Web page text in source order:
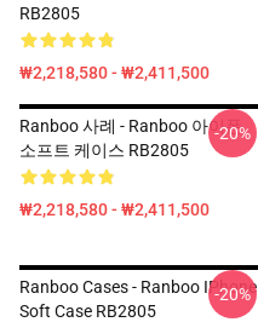
RB2805
₩2,218,580 - ₩2,411,500
Ranboo 사례 - Ranboo 아이폰
소프트 케이스 RB2805
₩2,218,580 - ₩2,411,500
-20%
Ranboo Cases - Ranboo IPhone
Soft Case RB2805
-20%